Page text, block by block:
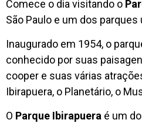
Comece o dia visitando o
São Paulo e um dos
Inaugurado em 1954, o
conhecido por suas
cooper e suas várias
Ibirapuera, o Planetário, o
O Parque Ibirapuera é um